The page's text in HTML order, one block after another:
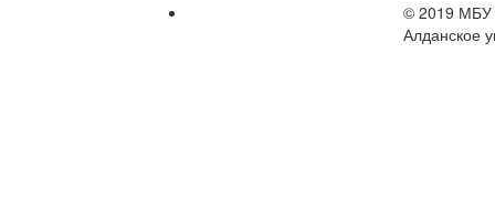
© 2019 МБУ
Алданское